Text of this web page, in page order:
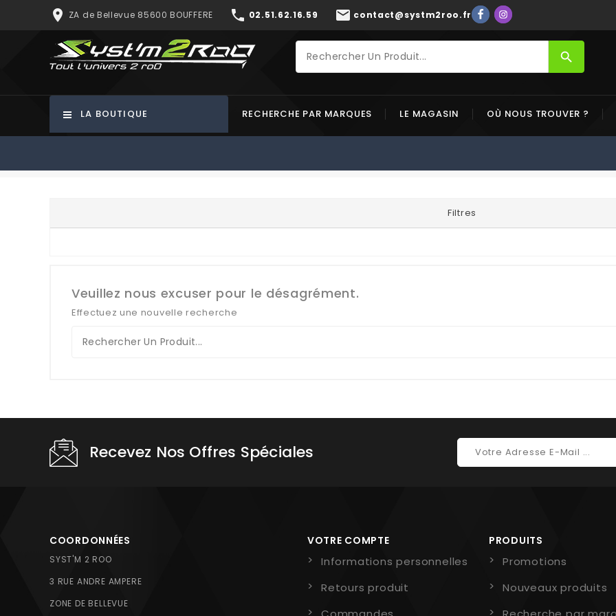
place ZA de Bellevue 85600 BOUFFERE phone 02.51.62.16.59 mail contact@systm2roo.fr
search
LA BOUTIQUE RECHERCHE PAR MARQUES LE MAGASIN OÙ NOUS TROUVER ?
Filtres
Veuillez nous excuser pour le désagrément.
Effectuez une nouvelle recherche
Recevez Nos Offres Spéciales
COORDONNÉES
SYST'M 2 ROO
3 RUE ANDRE AMPERE
ZONE DE BELLEVUE
VOTRE COMPTE
Informations personnelles
Retours produit
PRODUITS
Promotions
Nouveaux produits